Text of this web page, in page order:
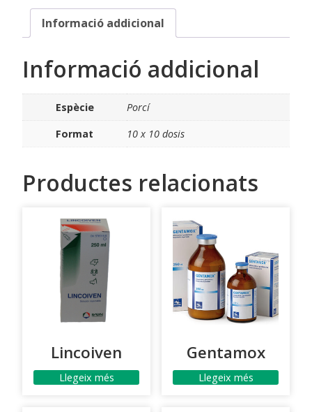
Informació addicional
Informació addicional
Espècie
Porcí
Format
10 x 10 dosis
Productes relacionats
Lincoiven
Llegeix més
Gentamox
Llegeix més